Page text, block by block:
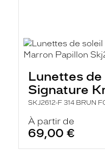
Lunettes de
Signature
SKJ2612-F 314 BRUN
À partir de
69,00 €